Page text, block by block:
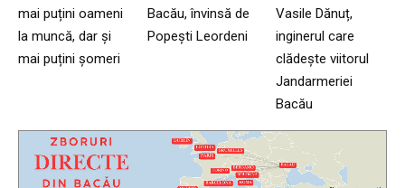
mai puțini oameni
la muncă, dar și
mai puțini șomeri
Bacău, învinsă de
Popești Leordeni
Vasile Dănuț,
inginerul care
clădește viitorul
Jandarmeriei
Bacău